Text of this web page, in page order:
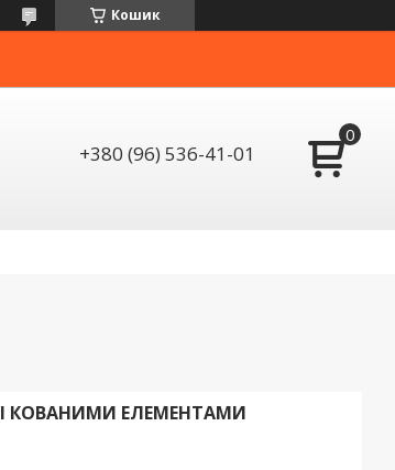
Кошик
+380 (96) 536-41-01
КОВАНИМИ ЕЛЕМЕНТАМИ